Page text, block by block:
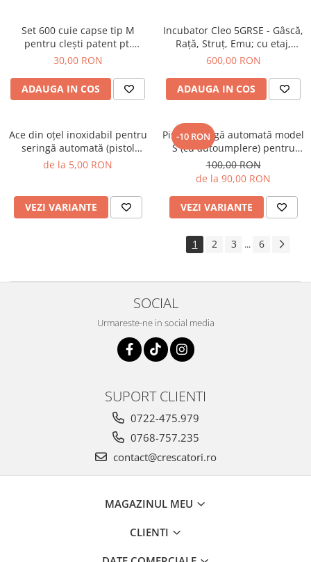
Set 600 cuie capse tip M
pentru cleşti patent pt.
asamblat cuşti, garduri şi
salamuri şi mezeluri
30,00 RON
ADAUGA IN COS
Incubator Cleo 5GRSE - Gâscă,
Raţă, Struţ, Emu; cu etaj,
termohigrometru digital şi
CADOU Ghid de incubare
premium + asistent incubare
600,00 RON
ADAUGA IN COS
Ace din oţel inoxidabil pentru
seringă automată (pistol
vaccinări)
de la 5,00 RON
VEZI VARIANTE
-10 RON
Pistol seringă automată model
S (cu autoumplere) pentru
vaccinat, capacitate 0,2 ml - 2
ml + BONUS set garnituri de
schimb
100,00 RON
de la 90,00 RON
VEZI VARIANTE
1 2 3 ... 6
SOCIAL
Urmareste-ne in social media
SUPORT CLIENTI
0722-475.979
0768-757.235
contact@crescatori.ro
MAGAZINUL MEU
CLIENTI